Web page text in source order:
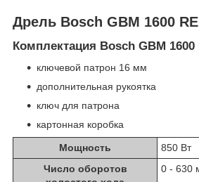
Дрель Bosch GBM 1600 RE
Комплектация Bosch GBM 1600
ключевой патрон 16 мм
дополнительная рукоятка
ключ для патрона
картонная коробка
Мощность
850 Вт
Число оборотов
0 - 630